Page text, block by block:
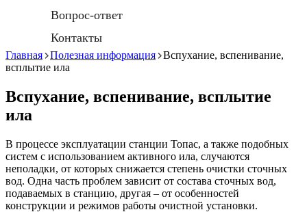
Вопрос-ответ
Контакты
Главная Полезная информация
Вспухание, вспенивание,
всплытие ила
Вспухание, вспенивание, всплытие
ила
В процессе эксплуатации станции Топас, а также подобных
систем с использованием активного ила, случаются
неполадки, от которых снижается степень очистки сточных
вод. Одна часть проблем зависит от состава сточных вод,
подаваемых в станцию, другая – от особенностей
конструкции и режимов работы очистной установки.